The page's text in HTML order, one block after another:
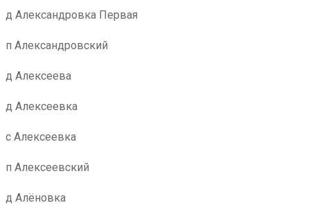
д Александровка Первая
п Александровский
д Алексеева
д Алексеевка
с Алексеевка
п Алексеевский
д Алёновка